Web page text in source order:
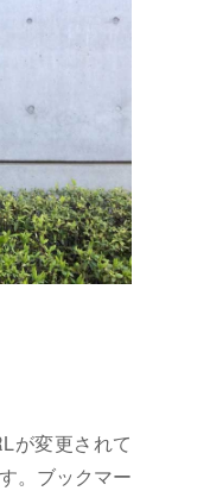
が変更されて
。ブックマー